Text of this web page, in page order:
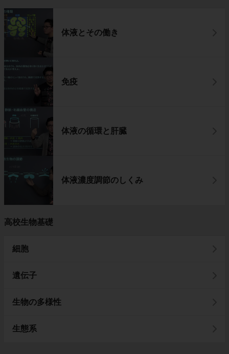
体液とその働き
免疫
体液の循環と肝臓
体液濃度調節のしくみ
高校生物基礎
細胞
遺伝子
生物の多様性
生態系